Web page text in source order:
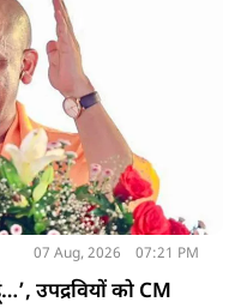
07 Aug, 2026 07:21 PM
उपद्रवियों को CM